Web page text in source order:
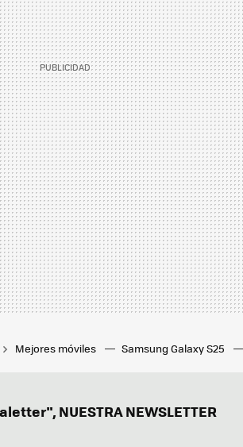
Mejores móviles Samsung Galaxy S25
NUESTRA NEWSLETTER